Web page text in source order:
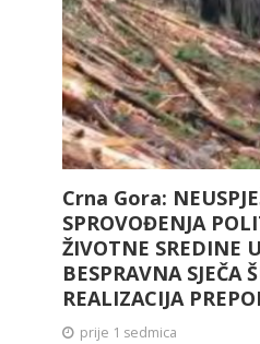
Crna Gora:
SPROVOĐENJA
ŽIVOTNE SREDINE
BESPRAVNA SJEČA
REALIZACIJA
prije 1 sedmica